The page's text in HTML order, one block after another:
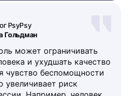
Гольдман
PsyPsy
может ограничивать
и ухудшать качество
чувство беспомощности
увеличивает риск